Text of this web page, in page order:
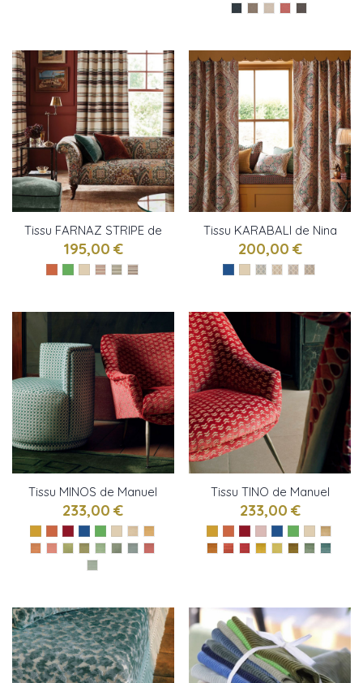
Tissu FARNAZ STRIPE de
Nina Campbell
195,00 €
Tissu KARABALI de Nina
Campbell
200,00 €
Tissu MINOS de Manuel
Canovas
233,00 €
Tissu TINO de Manuel
Canovas
233,00 €